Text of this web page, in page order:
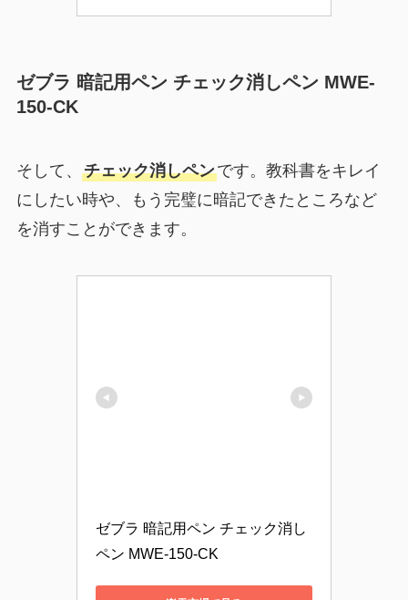
ゼブラ 暗記用ペン チェック消しペン MWE-
150-CK
そして、 チェック消しペンです。教科書をキレイ
にしたい時や、もう完璧に暗記できたところなど
を消すことができます。
ゼブラ 暗記用ペン チェック消し
ペン MWE-150-CK